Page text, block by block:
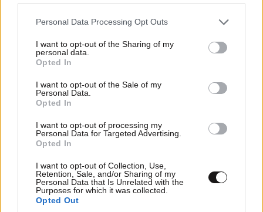
Please note that this website/app uses one or more Google
not limited to your visit or usage behaviour. You may click to
grant or deny consent to Google and its third-party tags to
use your data for below specified purposes in below Google
consent section.
Personal Data Processing Opt Outs
I want to opt-out of the Sharing of my
personal data.
Opted In
I want to opt-out of the Sale of my
Personal Data.
Opted In
I want to opt-out of processing my
Personal Data for Targeted Advertising.
Opted In
I want to opt-out of Collection, Use,
Retention, Sale, and/or Sharing of my
Personal Data that Is Unrelated with the
Purposes for which it was collected.
Opted Out
για ξηρό δέρμα, δέρμα με τάση ακμής, φλεγμονώδες
δέρμα, ακόμη και για ευαίσθητο δέρμα», λέει η
Marcus. «Είναι πραγματικά θέμα προσωπικής
ΑκολουθήστετοNewsbeastστο Viber και
μάθετεπρώτοιτασημαντικότερα νέα